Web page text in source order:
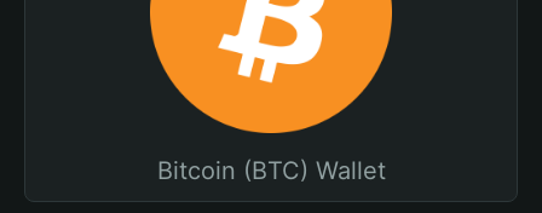
Bitcoin (BTC) Wallet